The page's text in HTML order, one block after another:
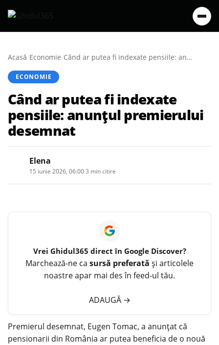
Acasă/Economie/ Când ar putea fi indexate pensiile: anunțul premierului desemnat
ECONOMIE
Când ar putea fi indexate
pensiile: anunțul premierului
desemnat
Elena
15 iunie 2026, 06:003 min citire
Vrei Ghidul365 direct în Google Discover?
Marchează-ne ca sursă preferată și articolele
noastre apar mai des în feed-ul tău.
ADAUGĂ →
Premierul desemnat, Eugen Tomac, a anunțat că
pensionarii din România ar putea beneficia de o nouă